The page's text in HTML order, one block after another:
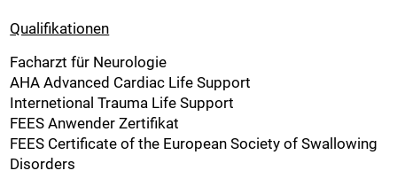
Qualifikationen
Facharzt für Neurologie
AHA Advanced Cardiac Life Support
Internetional Trauma Life Support
FEES Anwender Zertifikat
FEES Certificate of the European Society of Swallowing
Disorders